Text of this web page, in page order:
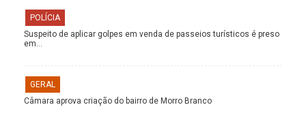
POLÍCIA
Suspeito de aplicar golpes em venda de passeios turísticos é preso
em…
GERAL
Câmara aprova criação do bairro de Morro Branco